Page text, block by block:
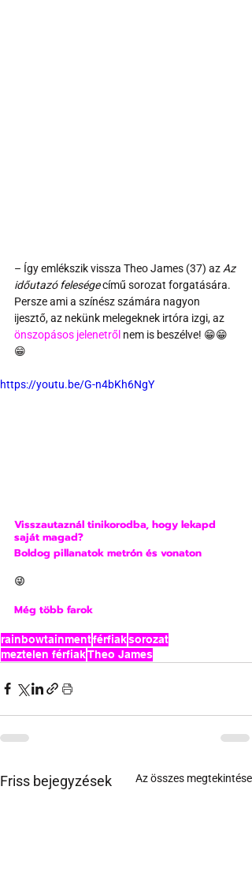
– Így emlékszik vissza Theo James (37) az Az
időutazó felesége című sorozat forgatására.
Persze ami a színész számára nagyon
ijesztő, az nekünk melegeknek irtóra izgi, az
önszopásos jelenetről nem is beszélve! 😁😁
😁
https://youtu.be/G-n4bKh6NgY
Visszautaznál tinikorodba, hogy lekapd
saját magad?
Boldog pillanatok metrón és vonaton
😜
Még több farok
rainbowtainmentférfiaksorozat
meztelen férfiakTheo James
Friss bejegyzések Az összes megtekintése